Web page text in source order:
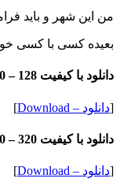
من این شهر و باید
بعیده کسی با کسی
دانلود با کیفیت 128 –
[دانلود – Download ]
دانلود با کیفیت 320 –
[دانلود – Download ]